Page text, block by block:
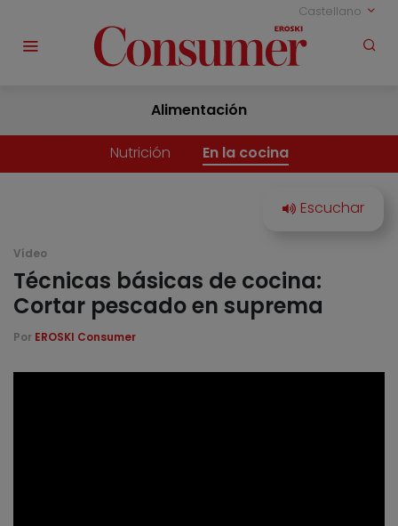
Castellano
Alimentación
Nutrición En la cocina
Vídeo
Técnicas básicas de cocina:
Cortar pescado en suprema
Por EROSKI Consumer